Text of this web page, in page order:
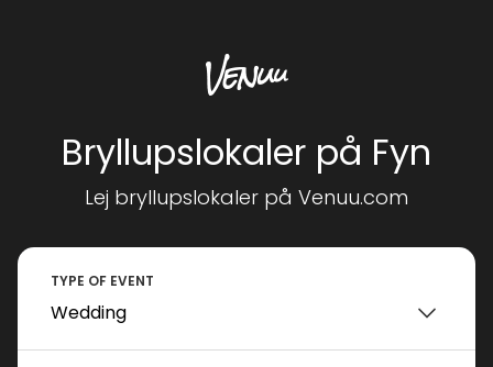
Bryllupslokaler på Fyn
Lej bryllupslokaler på Venuu.com
TYPE OF EVENT